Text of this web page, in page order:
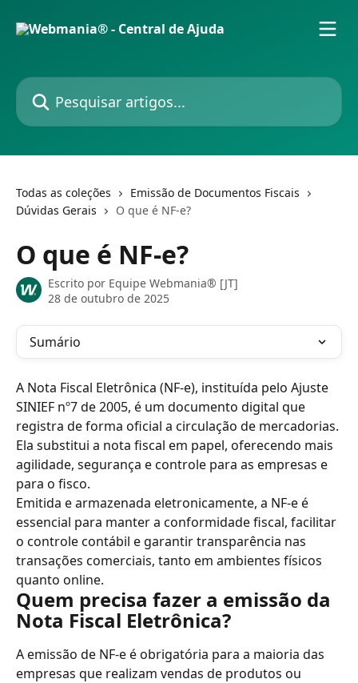
Pesquisar artigos...
Todas as coleções
Emissão de Documentos Fiscais
Dúvidas Gerais
O que é NF-e?
O que é NF-e?
Escrito por Equipe Webmania® [JT]
28 de outubro de 2025
Sumário
A Nota Fiscal Eletrônica (NF-e), instituída pelo Ajuste
SINIEF nº7 de 2005, é um documento digital que
registra de forma oficial a circulação de mercadorias.
Ela substitui a nota fiscal em papel, oferecendo mais
agilidade, segurança e controle para as empresas e
para o fisco.
Emitida e armazenada eletronicamente, a NF-e é
essencial para manter a conformidade fiscal, facilitar
o controle contábil e garantir transparência nas
transações comerciais, tanto em ambientes físicos
quanto online.
Quem precisa fazer a emissão da
Nota Fiscal Eletrônica?
A emissão de NF-e é obrigatória para a maioria das
empresas que realizam vendas de produtos ou